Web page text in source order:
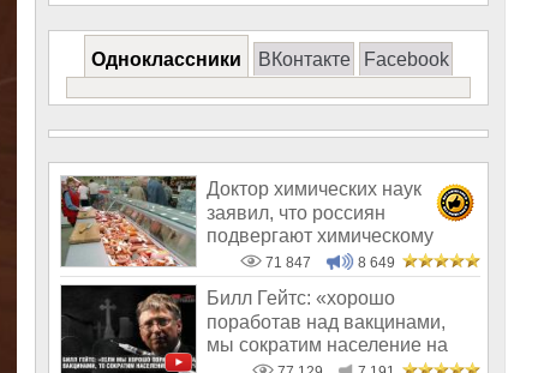
Одноклассники ВКонтакте Facebook
Доктор химических наук
заявил, что россиян
подвергают химическому
геноциду71 847 8 649
Билл Гейтс: «хорошо
поработав над вакцинами,
мы сократим население на
10-15%»